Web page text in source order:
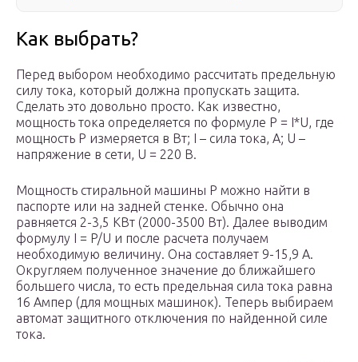
Как выбрать?
Перед выбором необходимо рассчитать предельную
силу тока, который должна пропускать защита.
Сделать это довольно просто. Как известно,
мощность тока определяется по формуле P = I*U, где
мощность P измеряется в Вт; I – сила тока, А; U –
напряжение в сети, U = 220 В.
Мощность стиральной машины P можно найти в
паспорте или на задней стенке. Обычно она
равняется 2-3,5 КВт (2000-3500 Вт). Далее выводим
формулу I = P/U и после расчета получаем
необходимую величину. Она составляет 9-15,9 А.
Округляем полученное значение до ближайшего
большего числа, то есть предельная сила тока равна
16 Ампер (для мощных машинок). Теперь выбираем
автомат защитного отключения по найденной силе
тока.